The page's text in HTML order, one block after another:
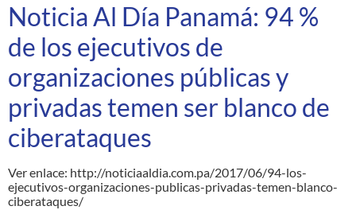
Noticia Al Día Panamá: 94 %
de los ejecutivos de
organizaciones públicas y
privadas temen ser blanco de
ciberataques
Ver enlace: http://noticiaaldia.com.pa/2017/06/94-los-
ejecutivos-organizaciones-publicas-privadas-temen-blanco-
ciberataques/